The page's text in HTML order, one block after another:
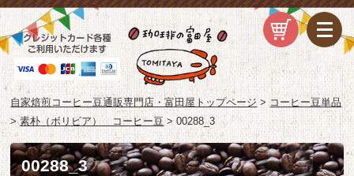
自家焙煎コーヒー豆通販専門店・富田屋トップページ>コーヒー豆単品
>素朴（ボリビア） コーヒー豆>00288_3
00288_3